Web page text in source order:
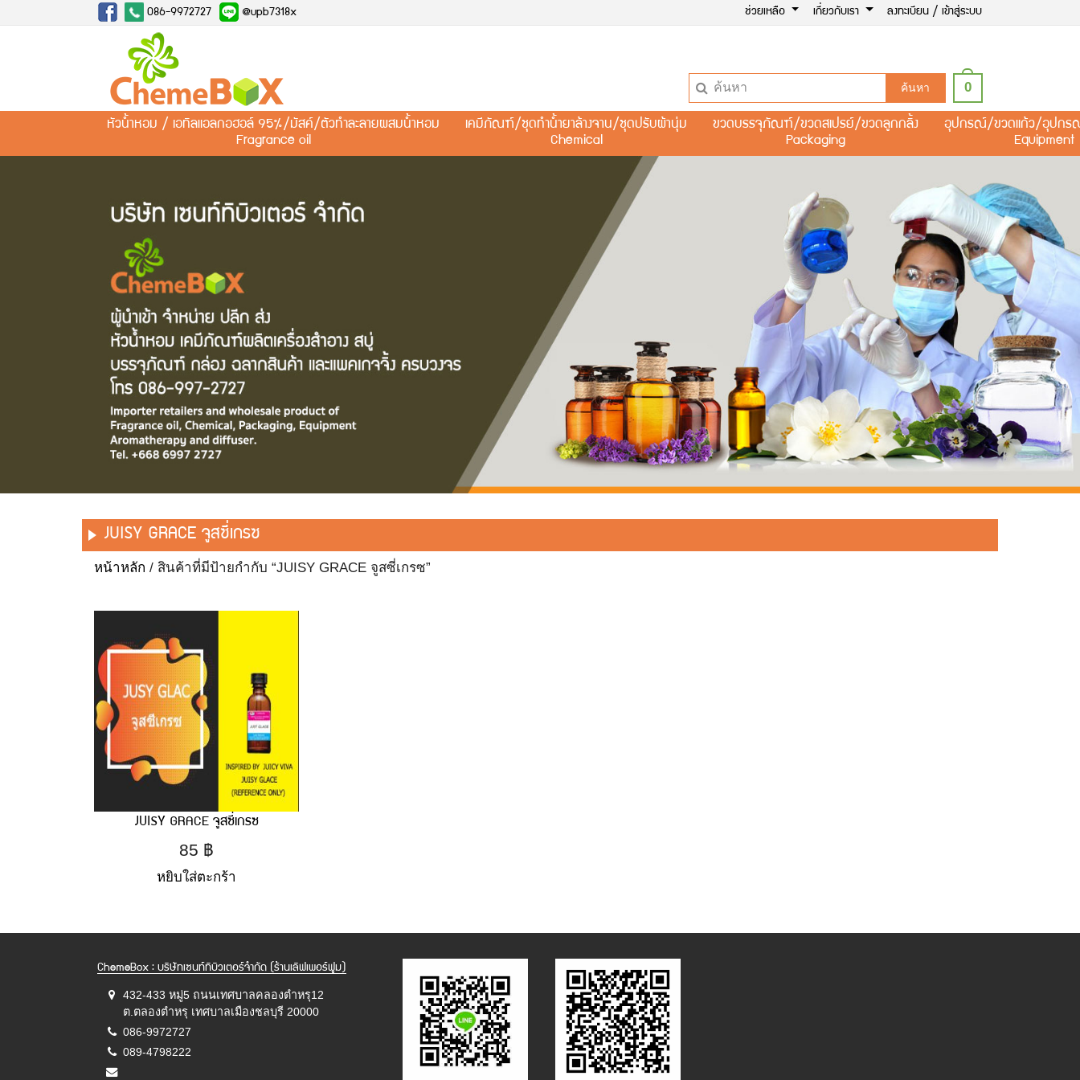
086-9972727 @upb7318x ช่วยเหลือ เกี่ยวกับเรา ลงทะเบียน / เข้าสู่ระบบ
ค้นหา 0
หัวน้ำหอม / เอทิลแอลกอฮอล์ 95%/มัสค์/ตัวทำละลายผสมน้ำหอม
Fragrance oil
เคมีภัณฑ์/ชุดทำน้ำยาล้างจาน/ชุดปรับผ้านุ่ม
Chemical
ขวดบรรจุภัณฑ์/ขวดสเปรย์/ขวดลูกกลิ้ง
Packaging
อุปกรณ์/ขวดแก้ว/อุปกร
Equipment
JUISY GRACE จูสซี่เกรซ
หน้าหลัก / สินค้าที่มีป้ายกำกับ “JUISY GRACE จูสซี่เกรซ”
JUISY GRACE จูสซี่เกรซ
85 ฿
หยิบใส่ตะกร้า
ChemeBox : บริษัทเซนท์ทิบิวเตอร์จำกัด (ร้านเลิฟเพอร์ฟูม)
432-433 หมู่5 ถนนเทศบาลคลองตำหรุ12
ต.ตลองตำหรุ เทศบาลเมืองชลบุรี 20000
086-9972727
089-4798222